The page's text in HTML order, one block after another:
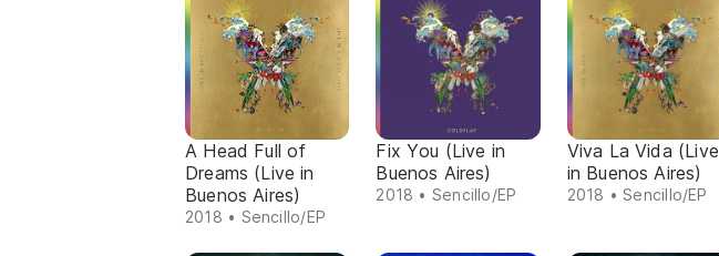
A Head Full of
Dreams (Live in
Buenos Aires)
2018 • Sencillo/EP
Fix You (Live in
Buenos Aires)
2018 • Sencillo/EP
Viva La Vida (Live
in Buenos Aires)
2018 • Sencillo/EP